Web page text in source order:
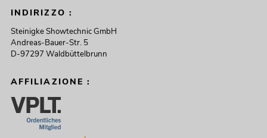
INDIRIZZO :
Steinigke Showtechnic GmbH
Andreas-Bauer-Str. 5
D-97297 Waldbüttelbrunn
AFFILIAZIONE :